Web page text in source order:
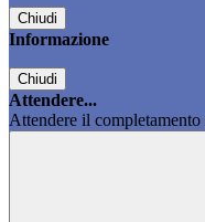
Chiudi
Informazione
Chiudi
Attendere...
Attendere il